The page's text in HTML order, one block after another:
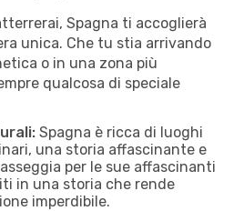
Spagna ti accoglierà
unica. Che tu stia arrivando
o in una zona più
qualcosa di speciale
Spagna è ricca di luoghi
una storia affascinante e
per le sue affascinanti
in una storia che rende
imperdibile.